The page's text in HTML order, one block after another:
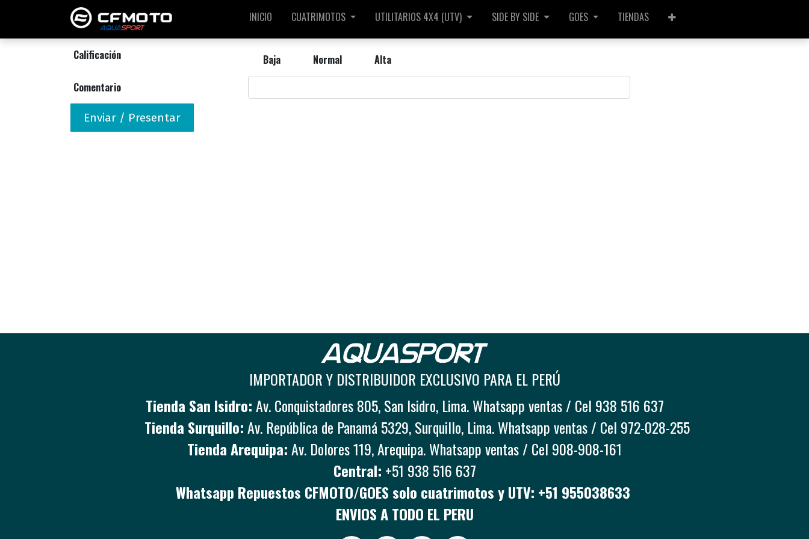
INICIO CUATRIMOTOS UTILITARIOS 4X4 (UTV) SIDE BY SIDE GOES TIENDAS
Calificación Baja Normal
Alta
Comentario
Enviar / Presentar
IMPORTADOR Y DISTRIBUIDOR EXCLUSIVO PARA EL PERÚ
Tienda San Isidro:Av. Conquistadores 805, San Isidro, Lima. Whatsapp ventas / Cel 938 516 637
Tienda Surquillo:Av. República de Panamá 5329, Surquillo, Lima. Whatsapp ventas / Cel 972-028-255
Tienda Arequipa:Av. Dolores 119, Arequipa. Whatsapp ventas / Cel 908-908-161
Central: +51 938 516 637
Whatsapp Repuestos CFMOTO/GOES solo cuatrimotos y UTV: +51 955038633
ENVIOS A TODO EL PERU